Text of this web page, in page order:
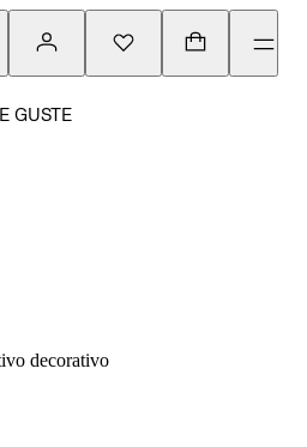
GUSTE
decorativo